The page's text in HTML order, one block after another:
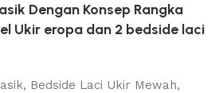
Dengan Konsep Rangka
Ukir eropa dan 2 bedside laci
Bedside Laci Ukir Mewah,